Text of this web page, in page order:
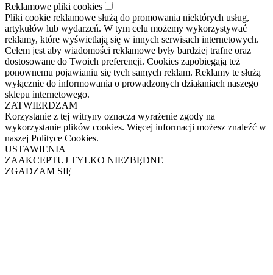
Reklamowe pliki cookies
Pliki cookie reklamowe służą do promowania niektórych usług,
artykułów lub wydarzeń. W tym celu możemy wykorzystywać
reklamy, które wyświetlają się w innych serwisach internetowych.
Celem jest aby wiadomości reklamowe były bardziej trafne oraz
dostosowane do Twoich preferencji. Cookies zapobiegają też
ponownemu pojawianiu się tych samych reklam. Reklamy te służą
wyłącznie do informowania o prowadzonych działaniach naszego
sklepu internetowego.
ZATWIERDZAM
Korzystanie z tej witryny oznacza wyrażenie zgody na
wykorzystanie plików cookies. Więcej informacji możesz znaleźć w
naszej Polityce Cookies.
USTAWIENIA
ZAAKCEPTUJ TYLKO NIEZBĘDNE
ZGADZAM SIĘ